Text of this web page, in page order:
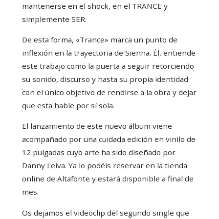
mantenerse en el shock, en el TRANCE y
simplemente SER.
De esta forma, «Trance» marca un punto de
inflexión en la trayectoria de Sienna. Él, entiende
este trabajo como la puerta a seguir retorciendo
su sonido, discurso y hasta su propia identidad
con el único objetivo de rendirse a la obra y dejar
que esta hable por sí sola.
El lanzamiento de este nuevo álbum viene
acompañado por una cuidada edición en vinilo de
12 pulgadas cuyo arte ha sido diseñado por
Danny Leiva. Ya lo podéis reservar en la tienda
online de Altafonte y estará disponible a final de
mes.
Os dejamos el videoclip del segundo single que